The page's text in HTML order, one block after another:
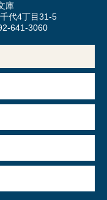
庫
代4丁目31-5
641-3060